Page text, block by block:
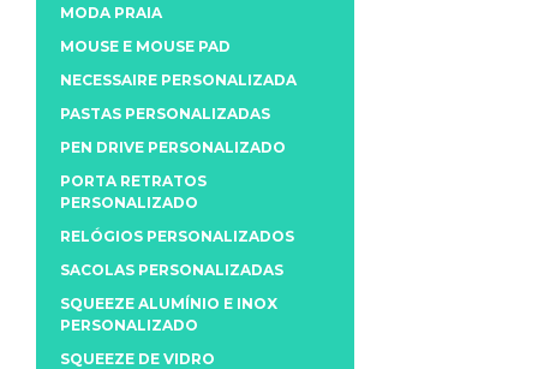
MODA PRAIA
MOUSE E MOUSE PAD
NECESSAIRE PERSONALIZADA
PASTAS PERSONALIZADAS
PEN DRIVE PERSONALIZADO
PORTA RETRATOS
PERSONALIZADO
RELÓGIOS PERSONALIZADOS
SACOLAS PERSONALIZADAS
SQUEEZE ALUMÍNIO E INOX
PERSONALIZADO
SQUEEZE DE VIDRO